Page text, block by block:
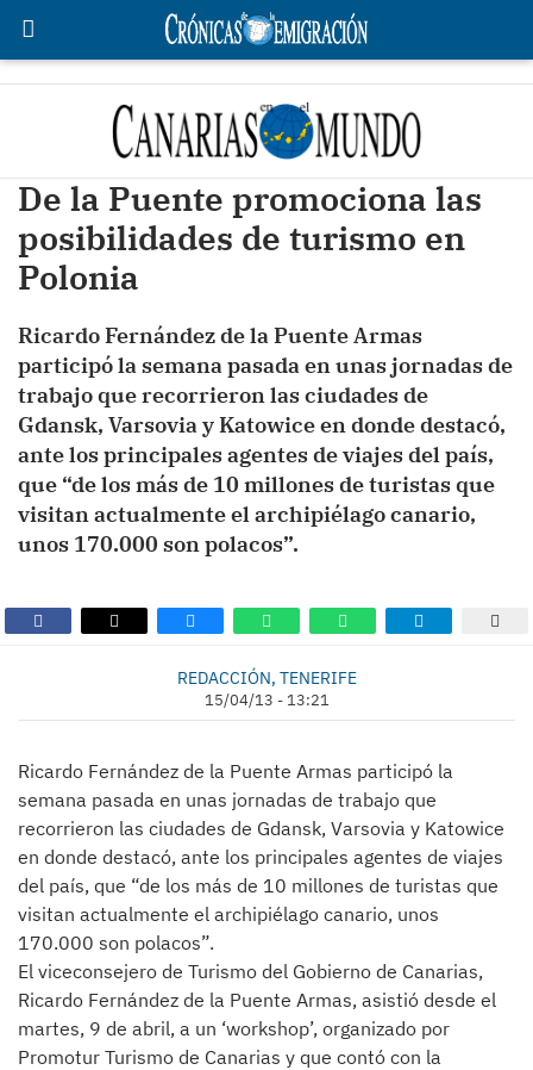
De la Puente promociona las
posibilidades de turismo en
Polonia
Ricardo Fernández de la Puente Armas
participó la semana pasada en unas jornadas de
trabajo que recorrieron las ciudades de
Gdansk, Varsovia y Katowice en donde destacó,
ante los principales agentes de viajes del país,
que “de los más de 10 millones de turistas que
visitan actualmente el archipiélago canario,
unos 170.000 son polacos”.
REDACCIÓN, TENERIFE
15/04/13 - 13:21
Ricardo Fernández de la Puente Armas participó la
semana pasada en unas jornadas de trabajo que
recorrieron las ciudades de Gdansk, Varsovia y Katowice
en donde destacó, ante los principales agentes de viajes
del país, que “de los más de 10 millones de turistas que
visitan actualmente el archipiélago canario, unos
170.000 son polacos”.
El viceconsejero de Turismo del Gobierno de Canarias,
Ricardo Fernández de la Puente Armas, asistió desde el
martes, 9 de abril, a un ‘workshop’, organizado por
Promotur Turismo de Canarias y que contó con la